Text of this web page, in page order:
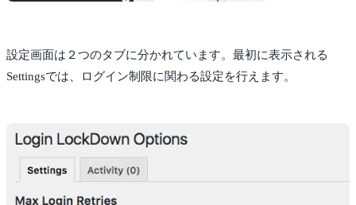
設定画面は２つのタブに分かれています。最初に表示される
Settingsでは、ログイン制限に関わる設定を行えます。